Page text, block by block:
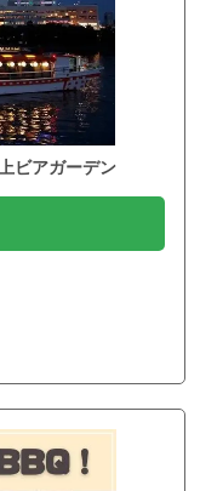
ビアガーデン